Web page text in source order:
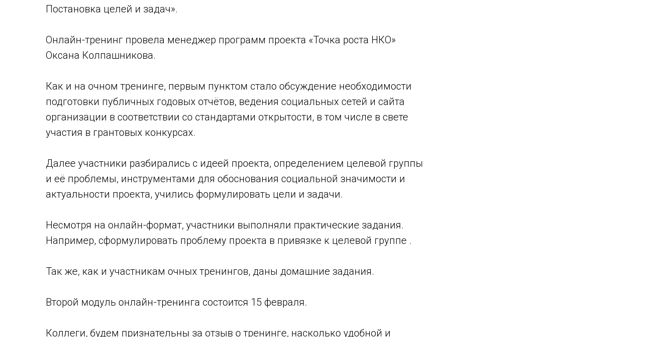
Постановка целей и задач».
Онлайн-тренинг провела менеджер программ проекта «Точка роста НКО»
Оксана Колпашникова.
Как и на очном тренинге, первым пунктом стало обсуждение необходимости
подготовки публичных годовых отчётов, ведения социальных сетей и сайта
организации в соответствии со стандартами открытости, в том числе в свете
участия в грантовых конкурсах.
Далее участники разбирались с идеей проекта, определением целевой группы
и её проблемы, инструментами для обоснования социальной значимости и
актуальности проекта, учились формулировать цели и задачи.
Несмотря на онлайн-формат, участники выполняли практические задания.
Например, сформулировать проблему проекта в привязке к целевой группе .
Так же, как и участникам очных тренингов, даны домашние задания.
Второй модуль онлайн-тренинга состоится 15 февраля.
Коллеги, будем признательны за отзыв о тренинге, насколько удобной и